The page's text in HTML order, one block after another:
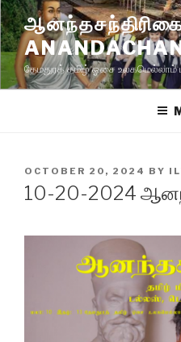
Skip
to
content
தேமதுரத் தமிழ் ஓசை
POSTED
ON
OCTOBER 20, 2024 BY
10-20-2024